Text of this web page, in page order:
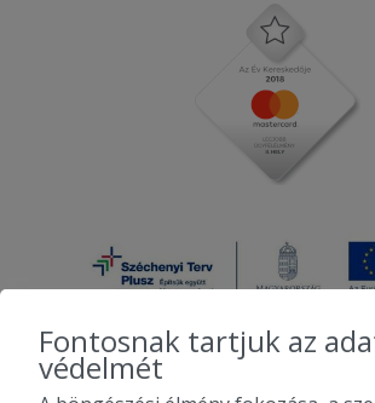
Fontosnak tartjuk az
védelmét